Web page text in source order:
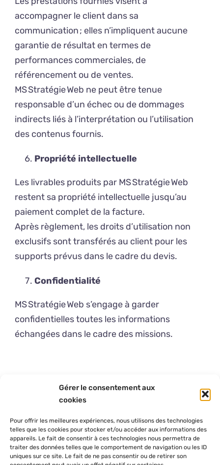
Gérer le consentement aux
cookies
Pour offrir les meilleures expériences, nous utilisons des technologies
telles que les cookies pour stocker et/ou accéder aux informations des
appareils. Le fait de consentir à ces technologies nous permettra de
traiter des données telles que le comportement de navigation ou les ID
uniques sur ce site. Le fait de ne pas consentir ou de retirer son
accompagner le client dans sa
communication ; elles n’impliquent aucune
garantie de résultat en termes de
performances commerciales, de
référencement ou de ventes.
MS Stratégie Web ne peut être tenue
responsable d’un échec ou de dommages
indirects liés à l’interprétation ou l’utilisation
des contenus fournis.
Propriété intellectuelle
Les livrables produits par MS Stratégie Web
restent sa propriété intellectuelle jusqu’au
paiement complet de la facture.
Après règlement, les droits d’utilisation non
exclusifs sont transférés au client pour les
supports prévus dans le cadre du devis.
Confidentialité
MS Stratégie Web s’engage à garder
confidentielles toutes les informations
échangées dans le cadre des missions.